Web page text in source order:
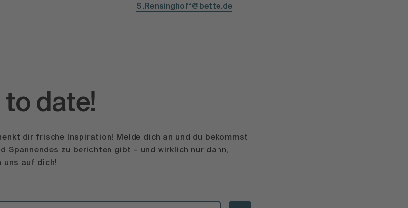
S.Rensinghoff@bette.de
to date!
dir frische Inspiration! Melde dich an und du bekommst
Spannendes zu berichten gibt – und wirklich nur dann,
uns auf dich!